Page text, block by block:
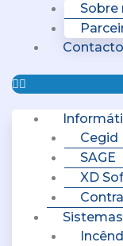
Sobre
Cegid
SAGE
XD